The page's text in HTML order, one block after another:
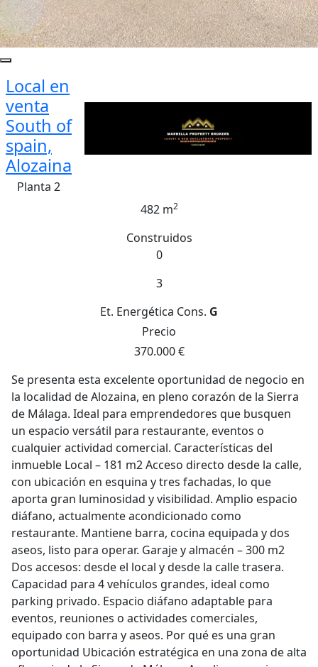
Local en
venta
South of
spain,
Alozaina
Planta 2
482 m2
Construidos
0
3
Et. Energética Cons. G
Precio
370.000 €
Se presenta esta excelente oportunidad de negocio en
la localidad de Alozaina, en pleno corazón de la Sierra
de Málaga. Ideal para emprendedores que busquen
un espacio versátil para restaurante, eventos o
cualquier actividad comercial. Características del
inmueble Local – 181 m2 Acceso directo desde la calle,
con ubicación en esquina y tres fachadas, lo que
aporta gran luminosidad y visibilidad. Amplio espacio
diáfano, actualmente acondicionado como
restaurante. Mantiene barra, cocina equipada y dos
aseos, listo para operar. Garaje y almacén – 300 m2
Dos accesos: desde el local y desde la calle trasera.
Capacidad para 4 vehículos grandes, ideal como
parking privado. Espacio diáfano adaptable para
eventos, reuniones o actividades comerciales,
equipado con barra y aseos. Por qué es una gran
oportunidad Ubicación estratégica en una zona de alta